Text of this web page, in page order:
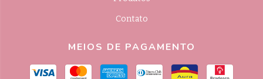
Contato
MEIOS DE PAGAMENTO